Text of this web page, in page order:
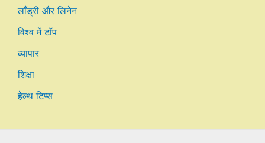
लाँड्री और लिनेन
विश्व में टॉप
व्यापार
शिक्षा
हेल्थ टिप्स